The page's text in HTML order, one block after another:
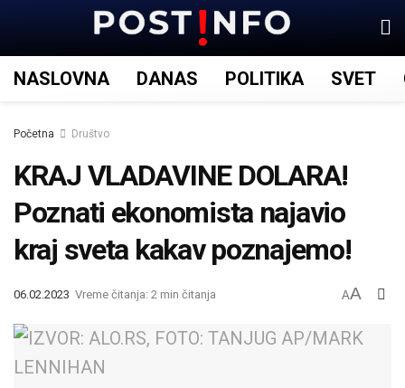
NASLOVNA DANAS POLITIKA SVET
Početna Društvo
KRAJ VLADAVINE DOLARA!
Poznati ekonomista najavio
kraj sveta kakav poznajemo!
06.02.2023 Vreme čitanja: 2 min čitanja AA